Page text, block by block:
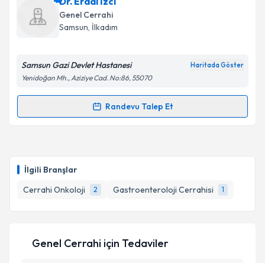
İlgili Branşlar
Cerrahi Onkoloji
2 Gastroenteroloji Cerrahisi 1
Takvim Talebini Gönder
oluşturun. Size bu uzmandan randevu almanız için bir
takvim hazırlandığında e-posta ile bilgilendireceğiz.
Kişisel verilerimin işlenmesine ilişkin
Metni'ni okudum ve kişisel verilerimin belirtilen
Genel Cerrahi
Samsun, İlkadım
Samsun Gazi Devlet Hastanesi Haritada Göster
Yenidoğan Mh., Aziziye Cad. No:86, 55070
Randevu Talep Et
Randevu Takvimi Talebi
hazırlandığında e-posta ile bilgilendireceğiz.
E-posta Adresiniz
Genel Cerrahi için Tedaviler